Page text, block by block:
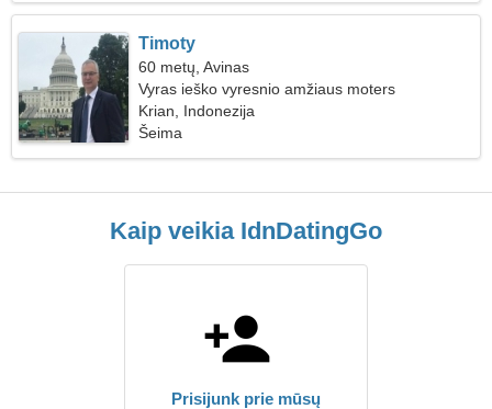
Timoty
60 metų, Avinas
Vyras ieško vyresnio amžiaus moters
Krian, Indonezija
Šeima
Kaip veikia IdnDatingGo
Prisijunk prie mūsų